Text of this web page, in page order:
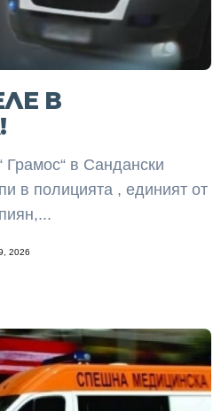
В
в Сандански
в полицията , единият от
2026